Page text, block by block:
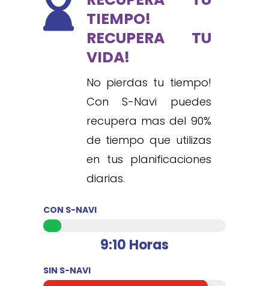

TIEMPO!
RECUPERA TU
VIDA!
No pierdas tu tiempo!
Con S-Navi puedes
recupera mas del 90%
de tiempo que utilizas
en tus planificaciones
diarias.
CON S-NAVI
9:10 Horas
SIN S-NAVI